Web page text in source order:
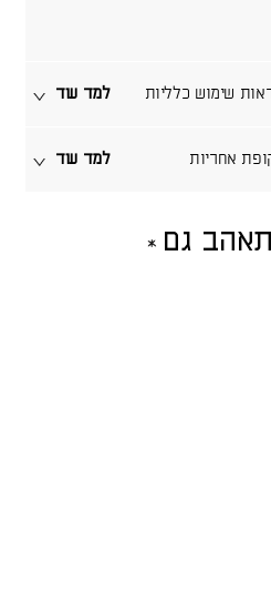
אחריות למד עוד
שימוש כלליות למד עוד
תאהב גם